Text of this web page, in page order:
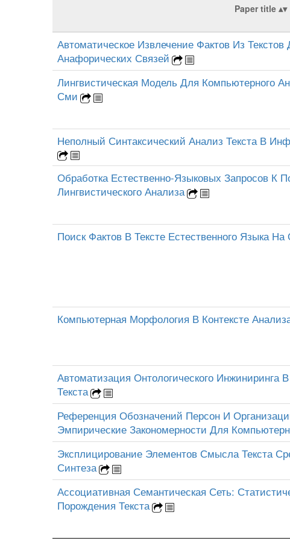
Paper title
Автоматическое Извлечение Фактов Из
Анафорических Связей
Лингвистическая Модель Для Компьютерного
Сми
Неполный Синтаксический Анализ Текста В
Обработка Естественно-Языковых Запросов К
Лингвистического Анализа
Поиск Фактов В Тексте Естественного Языка
Компьютерная Морфология В Контексте
Автоматизация Онтологического Инжиниринга
Текста
Референция Обозначений Персон И
Эмпирические Закономерности Для
Эксплицирование Элементов Смысла Текста
Синтеза
Ассоциативная Семантическая Сеть:
Порождения Текста